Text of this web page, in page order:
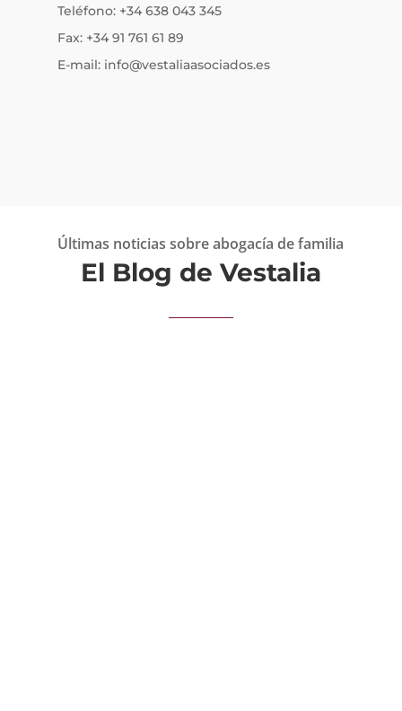
Teléfono: +34 638 043 345
Fax: +34 91 761 61 89
E-mail: info@vestaliaasociados.es
Últimas noticias sobre abogacía de familia
El Blog de Vestalia